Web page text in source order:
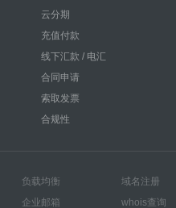
云分期
充值付款
线下汇款 / 电汇
合同申请
索取发票
合规性
负载均衡 域名注册
企业邮箱 whois查询